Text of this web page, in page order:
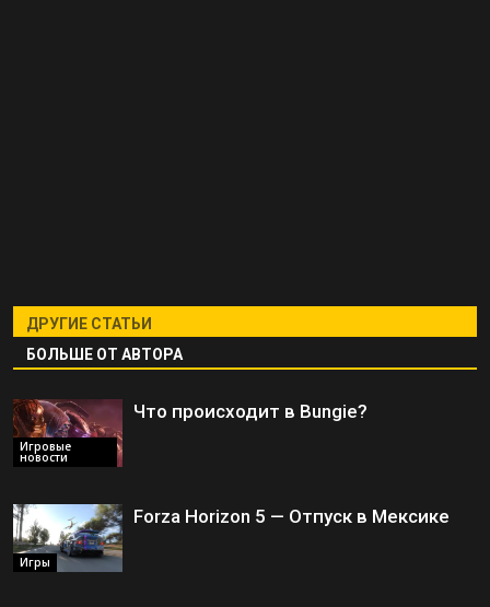
ДРУГИЕ СТАТЬИ
БОЛЬШЕ ОТ АВТОРА
Игровые
новости
Что происходит в Bungie?
Игры
Forza Horizon 5 — Отпуск в Мексике